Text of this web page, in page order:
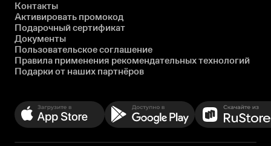
Контакты
Активировать промокод
Подарочный сертификат
Документы
Пользовательское соглашение
Правила применения рекомендательных технологий
Подарки от наших партнёров